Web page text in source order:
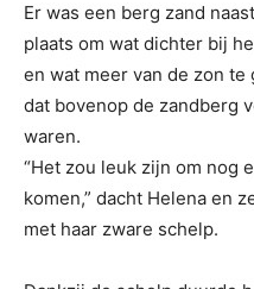
Er was een berg zand
plaats om wat dichter bij
en wat meer van de zon
dat bovenop de zandberg
waren.
“Het zou leuk zijn om nog
komen,” dacht Helena en
met haar zware schelp.